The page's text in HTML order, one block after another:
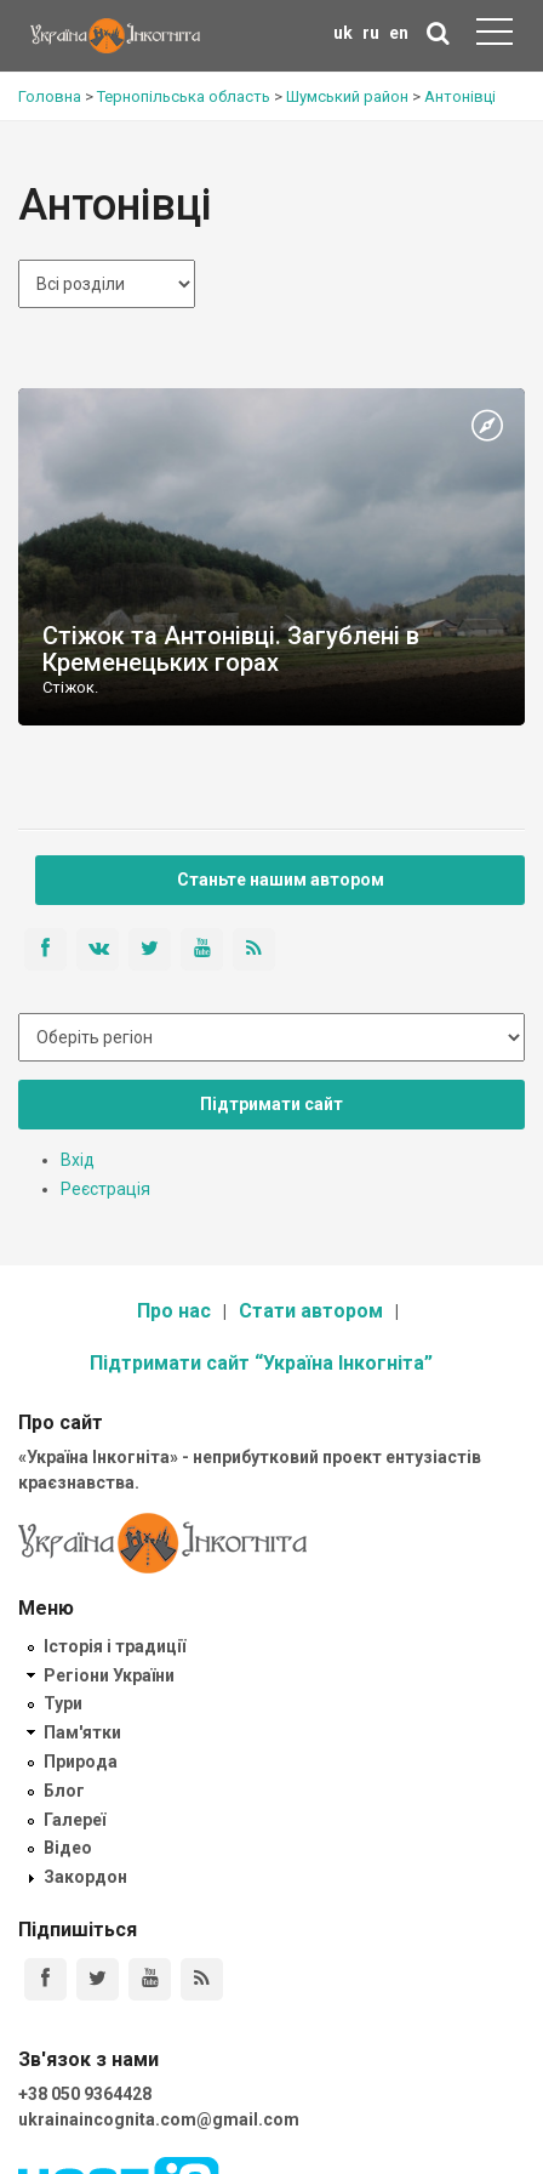
uk ru en
Головна >Тернопільська область > Шумський район > Антонівці
Антонівці
Стіжок та Антонівці. Загублені в
Кременецьких горах
Стіжок.
Станьте нашим автором
Підтримати сайт
Вхід
Реєстрація
Про нас Стати автором
Підтримати сайт “Україна Інкогніта”
Про сайт
«Україна Інкогніта» - неприбутковий проект ентузіастів
краєзнавства.
Меню
Історія і традиції
Регіони України
Тури
Пам'ятки
Природа
Блог
Галереї
Відео
Закордон
Підпишіться
Зв'язок з нами
+38 050 9364428
ukrainaincognita.com@gmail.com